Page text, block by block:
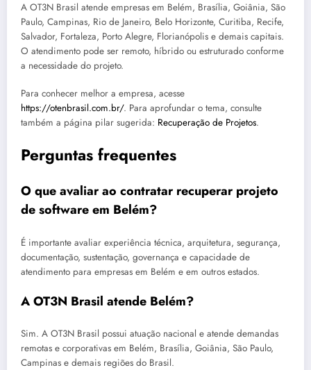
A OT3N Brasil atende empresas em Belém, Brasília, Goiânia, São
Paulo, Campinas, Rio de Janeiro, Belo Horizonte, Curitiba, Recife,
Salvador, Fortaleza, Porto Alegre, Florianópolis e demais capitais.
O atendimento pode ser remoto, híbrido ou estruturado conforme
a necessidade do projeto.
Para conhecer melhor a empresa, acesse
https://otenbrasil.com.br/. Para aprofundar o tema, consulte
também a página pilar sugerida: Recuperação de Projetos.
Perguntas frequentes
O que avaliar ao contratar recuperar projeto
de software em Belém?
É importante avaliar experiência técnica, arquitetura, segurança,
documentação, sustentação, governança e capacidade de
atendimento para empresas em Belém e em outros estados.
A OT3N Brasil atende Belém?
Sim. A OT3N Brasil possui atuação nacional e atende demandas
remotas e corporativas em Belém, Brasília, Goiânia, São Paulo,
Campinas e demais regiões do Brasil.